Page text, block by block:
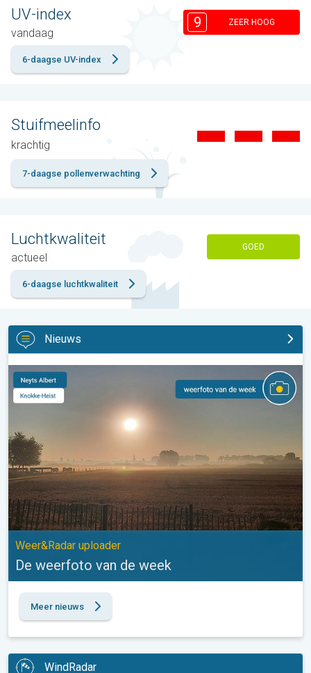
UV-index
vandaag
9 ZEER HOOG
6-daagse UV-index
Stuifmeelinfo
krachtig
7-daagse pollenverwachting
Luchtkwaliteit
actueel
GOED
6-daagse luchtkwaliteit
Nieuws
De weerfoto van de week. Weer&Radar uploader. . .
Weer&Radar uploader
De weerfoto van de week
Meer nieuws
WindRadar